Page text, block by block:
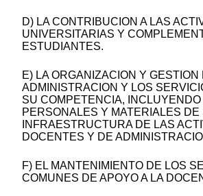
D) LA CONTRIBUCION A LAS
UNIVERSITARIAS Y
ESTUDIANTES.
E) LA ORGANIZACION Y GESTION
ADMINISTRACION Y LOS
SU COMPETENCIA, INCLUYENDO
PERSONALES Y MATERIALES DE
INFRAESTRUCTURA DE LAS
DOCENTES Y DE
F) EL MANTENIMIENTO DE LOS
COMUNES DE APOYO A LA